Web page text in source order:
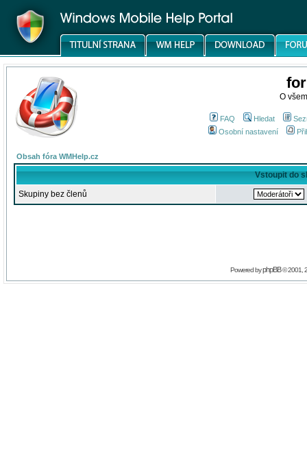
O
FAQ Hledat
Osobní nastavení
Obsah fóra WMHelp.cz
Vstoupit do
Skupiny bez členů
Powered byphpBB© 2001,